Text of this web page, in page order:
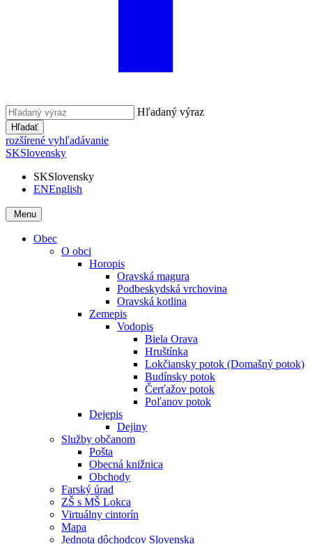
Hľadaný výraz
Hľadať
rozšírené vyhľadávanie
SKSlovensky
SKSlovensky
ENEnglish
Menu
Obec
O obci
Horopis
Oravská magura
Podbeskydská vrchovina
Oravská kotlina
Zemepis
Vodopis
Biela Orava
Hruštínka
Lokčiansky potok (Domašný potok)
Budínsky potok
Čerťažov potok
Poľanov potok
Dejepis
Dejiny
Služby občanom
Pošta
Obecná knižnica
Obchody
Farský úrad
ZŠ s MŠ Lokca
Virtuálny cintorín
Mapa
Jednota dôchodcov Slovenska